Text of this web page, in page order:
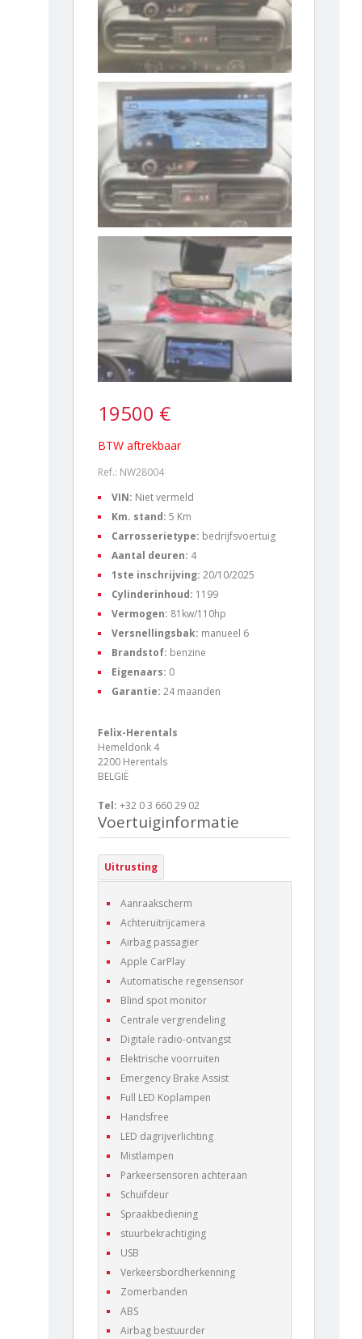
19500 €
BTW aftrekbaar
Ref.: NW28004
VIN: Niet vermeld
Km. stand: 5 Km
Carrosserietype: bedrijfsvoertuig
Aantal deuren: 4
1ste inschrijving: 20/10/2025
Cylinderinhoud: 1199
Vermogen: 81kw/110hp
Versnellingsbak: manueel 6
Brandstof: benzine
Eigenaars: 0
Garantie: 24 maanden
Felix-Herentals
Hemeldonk 4
2200 Herentals
BELGIË
Tel: +32 0 3 660 29 02
Voertuiginformatie
Uitrusting
Aanraakscherm
Achteruitrijcamera
Airbag passagier
Apple CarPlay
Automatische regensensor
Blind spot monitor
Centrale vergrendeling
Digitale radio-ontvangst
Elektrische voorruiten
Emergency Brake Assist
Full LED Koplampen
Handsfree
LED dagrijverlichting
Mistlampen
Parkeersensoren achteraan
Schuifdeur
Spraakbediening
stuurbekrachtiging
USB
Verkeersbordherkenning
Zomerbanden
ABS
Airbag bestuurder